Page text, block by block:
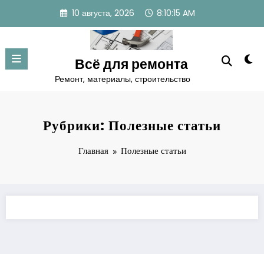
содержимому
10 августа, 2026 8:10:16 AM
Всё для ремонта
Ремонт, материалы, строительство
Рубрики: Полезные статьи
Главная Полезные статьи